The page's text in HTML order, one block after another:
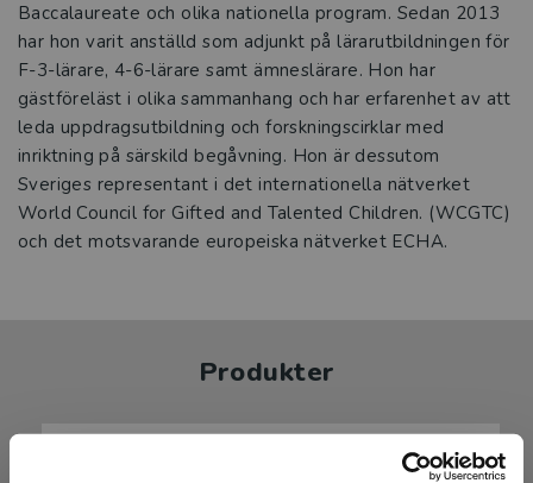
Baccalaureate och olika nationella program. Sedan 2013
har hon varit anställd som adjunkt på lärarutbildningen för
F-3-lärare, 4-6-lärare samt ämneslärare. Hon har
gästföreläst i olika sammanhang och har erfarenhet av att
leda uppdragsutbildning och forskningscirklar med
inriktning på särskild begåvning. Hon är dessutom
Sveriges representant i det internationella nätverket
World Council for Gifted and Talented Children. (WCGTC)
och det motsvarande europeiska nätverket ECHA.
Produkter